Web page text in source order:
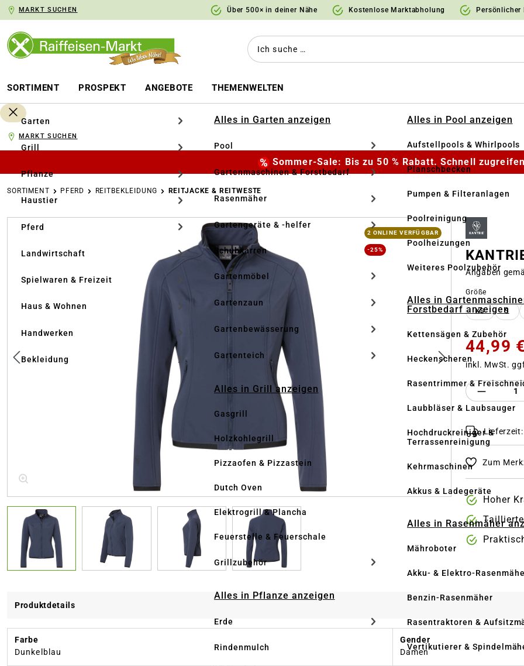
Zur Hauptnavigation springen
MARKT SUCHEN Über 500× in deiner Nähe Kostenlose Marktabholung Persönlicher
SORTIMENT PROSPEKT ANGEBOTE THEMENWELTEN
Garten
Grill
Pflanze
Haustier
Pferd
Landwirtschaft
Spielwaren & Freizeit
Haus & Wohnen
Handwerken
Bekleidung
Alles in Garten anzeigen
Pool
Gartenmaschinen & Forstbedarf
Rasenmäher
Gartengeräte & -helfer
Schubkarren
Gartenmöbel
Gartenzaun
Gartenbewässerung
Gartenteich
Alles in Grill anzeigen
Gasgrill
Holzkohlegrill
Pizzaofen & Pizzastein
Dutch Oven
Elektrogrill & Plancha
Feuerstelle & Feuerschale
Grillzubehör
Alles in Pflanze anzeigen
Erde
Rindenmulch
Alles in Pool anzeigen
Aufstellpools & Whirlpools
Planschbecken
Pumpen & Filteranlagen
Poolreinigung
Poolheizungen
Weiteres Poolzubehör
Alles in
Forstbedarf anzeigen
Kettensägen & Zubehör
Heckenscheren
Rasentrimmer &
Laubbläser & Laubsauger
Hochdruckreiniger &
Terrassenreinigung
Kehrmaschinen
Akkus & Ladegeräte
Alles in Rasenmäher
Mähroboter
Akku- & Elektro-
Benzin-Rasenmäher
Rasentraktoren &
Vertikutierer &
MARKT SUCHEN
Sommer-Sale: Bis zu 50 % Rabatt. Schnell
SORTIMENT PFERD REITBEKLEIDUNG REITJACKE & REITWESTE
Bildergalerie überspringen
2 ONLINE VERFÜGBAR
-25%
Angaben
Größe
XS S
44,99 €
inkl. MwSt.
Produkt
Lieferzeit:
Zum
Hoher
Produktdetails
Farbe
Dunkelblau
Gender
Damen